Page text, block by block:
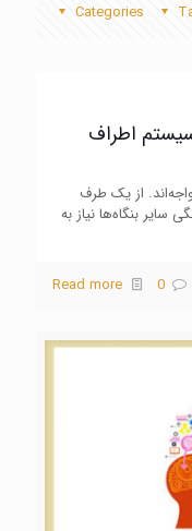
Categories
اطراف
از یک طرف
بنگاه‌ها نیاز به
0
Read more